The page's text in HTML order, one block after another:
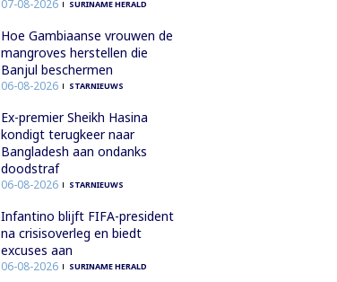
07-08-2026 SURINAME HERALD
Hoe Gambiaanse vrouwen de
mangroves herstellen die
Banjul beschermen
06-08-2026 STARNIEUWS
Ex-premier Sheikh Hasina
kondigt terugkeer naar
Bangladesh aan ondanks
doodstraf
06-08-2026 STARNIEUWS
Infantino blijft FIFA-president
na crisisoverleg en biedt
excuses aan
06-08-2026 SURINAME HERALD